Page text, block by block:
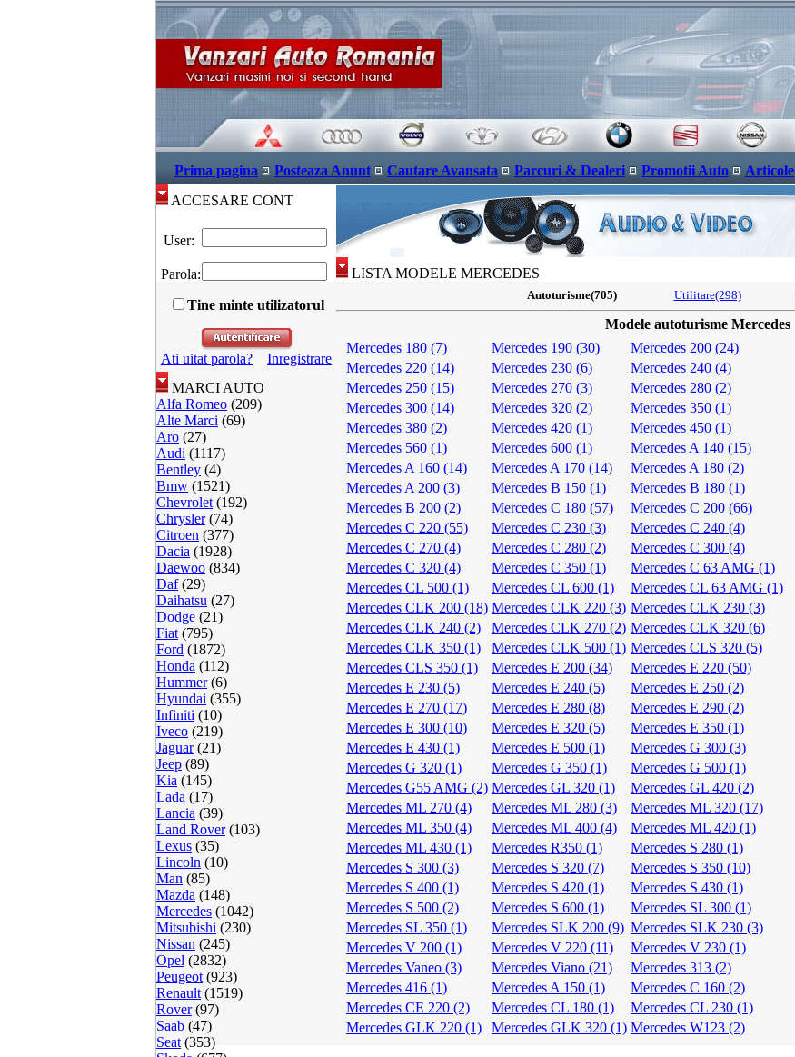
Prima pagina Posteaza Anunt Cautare Avansata Parcuri & Dealeri Promotii Auto Articole
ACCESARE CONT
User:
Parola:
Tine minte utilizatorul
Ati uitat parola?
Inregistrare
MARCI AUTO
Alfa Romeo (209)
Alte Marci (69)
Aro (27)
Audi (1117)
Bentley (4)
Bmw (1521)
Chevrolet (192)
Chrysler(74)
Citroen (377)
Dacia (1928)
Daewoo (834)
Daf(29)
Daihatsu (27)
Dodge (21)
Fiat (795)
Ford (1872)
Honda (112)
Hummer(6)
Hyundai (355)
Infiniti (10)
Iveco (219)
Jaguar(21)
Jeep (89)
Kia (145)
Lada (17)
Lancia (39)
Land Rover(103)
Lexus (35)
Lincoln (10)
Man (85)
Mazda (148)
Mercedes (1042)
Mitsubishi (230)
Nissan (245)
Opel (2832)
Peugeot (923)
Renault (1519)
Rover(97)
Saab (47)
Seat(353)
LISTA MODELE MERCEDES
Autoturisme(705) Utilitare(298)
Modele autoturisme Mercedes
Mercedes 180 (7)
Mercedes 190 (30)
Mercedes 200 (24)
Mercedes 220 (14)
Mercedes 230 (6)
Mercedes 240 (4)
Mercedes 250 (15)
Mercedes 270 (3)
Mercedes 280 (2)
Mercedes 300 (14)
Mercedes 320 (2)
Mercedes 350 (1)
Mercedes 380 (2)
Mercedes 420 (1)
Mercedes 450 (1)
Mercedes 560 (1)
Mercedes 600 (1)
Mercedes A 140 (15)
Mercedes A 160 (14)
Mercedes A 170 (14)
Mercedes A 180 (2)
Mercedes A 200 (3)
Mercedes B 150 (1)
Mercedes B 180 (1)
Mercedes B 200 (2)
Mercedes C 180 (57)
Mercedes C 200 (66)
Mercedes C 220 (55)
Mercedes C 230 (3)
Mercedes C 240 (4)
Mercedes C 270 (4)
Mercedes C 280 (2)
Mercedes C 300 (4)
Mercedes C 320 (4)
Mercedes C 350 (1)
Mercedes C 63 AMG (1)
Mercedes CL 500 (1)
Mercedes CL 600 (1)
Mercedes CL 63 AMG (1)
Mercedes CLK 200 (18) Mercedes CLK 220 (3) Mercedes CLK 230 (3)
Mercedes CLK 240 (2)
Mercedes CLK 270 (2) Mercedes CLK 320 (6)
Mercedes CLK 350 (1)
Mercedes CLK 500 (1) Mercedes CLS 320 (5)
Mercedes CLS 350 (1)
Mercedes E 200 (34)
Mercedes E 220 (50)
Mercedes E 230 (5)
Mercedes E 240 (5)
Mercedes E 250 (2)
Mercedes E 270 (17)
Mercedes E 280 (8)
Mercedes E 290 (2)
Mercedes E 300 (10)
Mercedes E 320 (5)
Mercedes E 350 (1)
Mercedes E 430 (1)
Mercedes E 500 (1)
Mercedes G 300 (3)
Mercedes G 320 (1)
Mercedes G 350 (1)
Mercedes G 500 (1)
Mercedes G55 AMG (2) Mercedes GL 320 (1)
Mercedes GL 420 (2)
Mercedes ML 270 (4)
Mercedes ML 280 (3)
Mercedes ML 320 (17)
Mercedes ML 350 (4)
Mercedes ML 400 (4)
Mercedes ML 420 (1)
Mercedes ML 430 (1)
Mercedes R350 (1)
Mercedes S 280 (1)
Mercedes S 300 (3)
Mercedes S 320 (7)
Mercedes S 350 (10)
Mercedes S 400 (1)
Mercedes S 420 (1)
Mercedes S 430 (1)
Mercedes S 500 (2)
Mercedes S 600 (1)
Mercedes SL 300 (1)
Mercedes SL 350 (1)
Mercedes SLK 200 (9) Mercedes SLK 230 (3)
Mercedes V 200 (1)
Mercedes V 220 (11)
Mercedes V 230 (1)
Mercedes Vaneo (3)
Mercedes Viano (21)
Mercedes 313 (2)
Mercedes 416 (1)
Mercedes A 150 (1)
Mercedes C 160 (2)
Mercedes CE 220 (2)
Mercedes CL 180 (1)
Mercedes CL 230 (1)
Mercedes GLK 220 (1)
Mercedes GLK 320 (1) Mercedes W123 (2)